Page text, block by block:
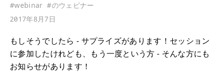
#webinar #のウェビナー
2017年8月7日
もしそうでしたら - サプライズがあります！セッション
に参加したけれども、もう一度という方 - そんな方にも
お知らせがあります！